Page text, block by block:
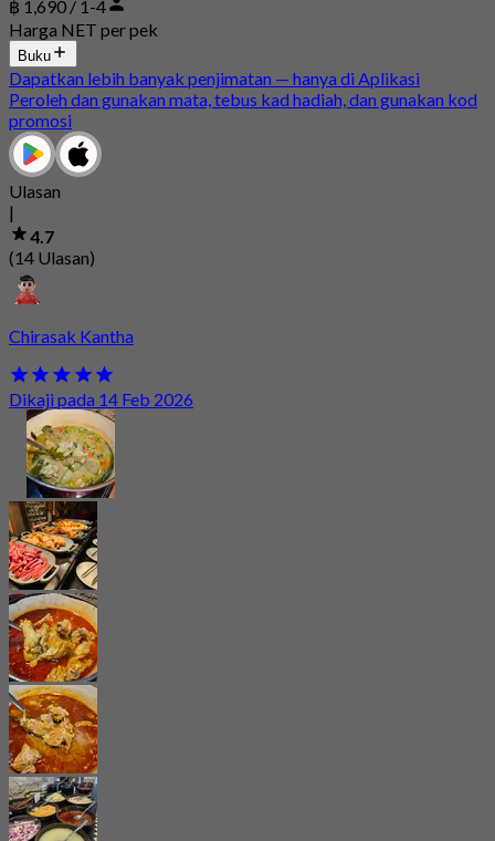
฿ 1,690 / 1-4
Harga NET per pek
Buku
Dapatkan lebih banyak penjimatan — hanya di Aplikasi
Peroleh dan gunakan mata, tebus kad hadiah, dan gunakan kod
promosi
Ulasan
|
4.7
(14 Ulasan)
Chirasak Kantha
Dikaji pada 14 Feb 2026